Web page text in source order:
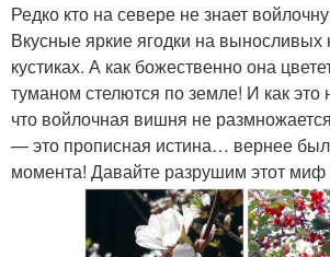
Редко кто на севере не знает
Вкусные яркие ягодки на
кустиках. А как божественно она
туманом стелются по земле! И как это
что войлочная вишня не
— это прописная истина… вернее
момента! Давайте разрушим этот миф